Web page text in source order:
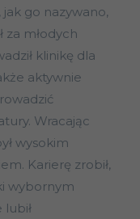
go nazywano,
za młodych
klinikę dla
aktywnie
Wracając
wysokim
Karierę zrobił,
wybornym